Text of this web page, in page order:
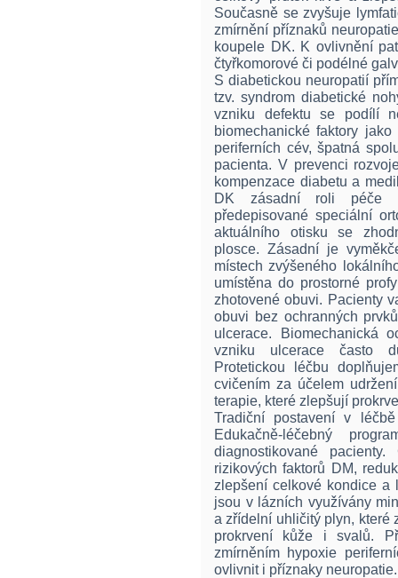
Současně se zvyšuje
zmírnění příznaků
koupele DK. K ovlivnění
čtyřkomorové či podélné
S diabetickou neuropatií
tzv. syndrom diabetické
vzniku defektu se podílí
biomechanické faktory
periferních cév, špatná
pacienta. V prevenci
kompenzace diabetu a
DK zásadní roli péče
předepisované speciální
aktuálního otisku se
plosce. Zásadní je
místech zvýšeného
umístěna do prostorné
zhotovené obuvi. Pacienty
obuvi bez ochranných
ulcerace. Biomechanická
vzniku ulcerace často
Protetickou léčbu
cvičením za účelem
terapie, které zlepšují
Tradiční postavení v
Edukačně-léčebný
diagnostikované
rizikových faktorů DM,
zlepšení celkové kondice a
jsou v lázních využívány
a zřídelní uhličitý plyn, které
prokrvení kůže i svalů.
zmírněním hypoxie
ovlivnit i příznaky neuropatie.